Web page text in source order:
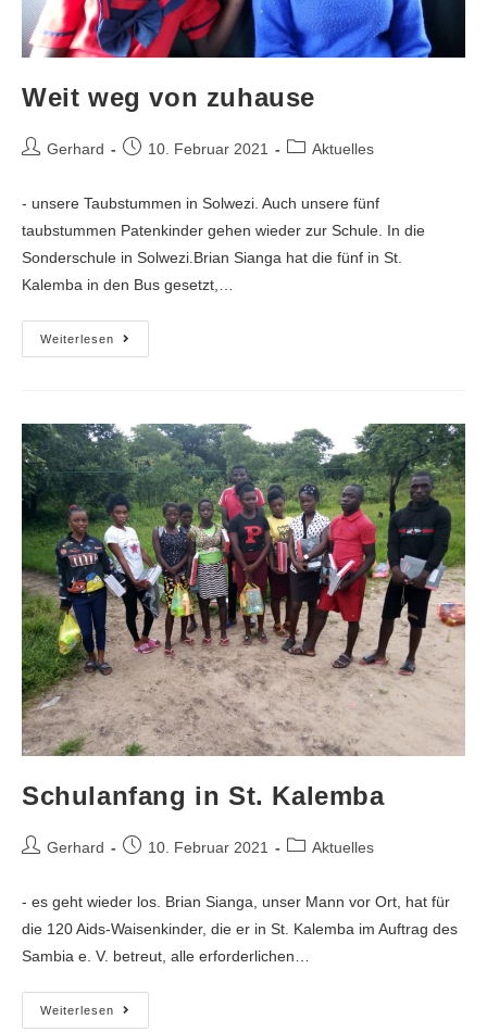
Weit weg von zuhause
Gerhard 10. Februar 2021 Aktuelles
- unsere Taubstummen in Solwezi. Auch unsere fünf
taubstummen Patenkinder gehen wieder zur Schule. In die
Sonderschule in Solwezi.Brian Sianga hat die fünf in St.
Kalemba in den Bus gesetzt,…
Weiterlesen
Schulanfang in St. Kalemba
Gerhard 10. Februar 2021 Aktuelles
- es geht wieder los. Brian Sianga, unser Mann vor Ort, hat für
die 120 Aids-Waisenkinder, die er in St. Kalemba im Auftrag des
Sambia e. V. betreut, alle erforderlichen…
Weiterlesen